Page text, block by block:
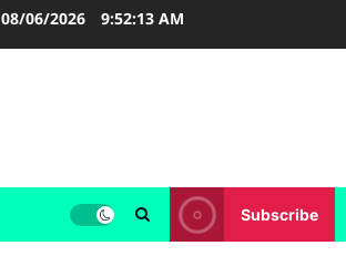
08/06/2026 9:52:13 AM
Subscribe